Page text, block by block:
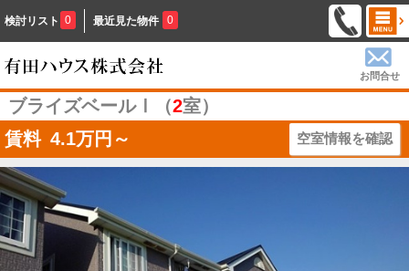
検討リスト 0 最近見た物件 0
お問合せ
ブライズベールⅠ（2室）
賃料 4.1万円～ 空室情報を確認